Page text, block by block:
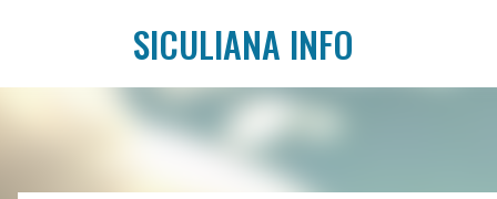
SICULIANA INFO